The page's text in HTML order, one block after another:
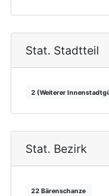
Stat. Stadtteil
2 (Weiterer
Stat. Bezirk
22 Bärenschanze